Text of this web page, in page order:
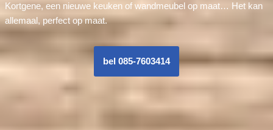
Kortgene, een nieuwe keuken of wandmeubel op maat… Het kan
allemaal, perfect op maat.
bel 085-7603414